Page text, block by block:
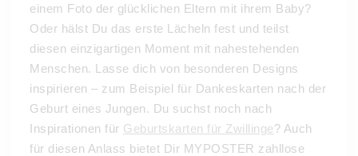
einem Foto der glücklichen Eltern mit ihrem Baby?
Oder hälst Du das erste Lächeln fest und teilst
diesen einzigartigen Moment mit nahestehenden
Menschen. Lasse dich von besonderen Designs
inspirieren – zum Beispiel für Dankeskarten nach der
Geburt eines Jungen. Du suchst noch nach
Inspirationen für Geburtskarten für Zwillinge? Auch
für diesen Anlass bietet Dir MYPOSTER zahllose